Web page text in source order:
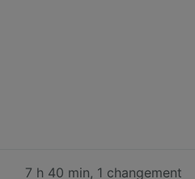
7 h 40 min, 1 changement